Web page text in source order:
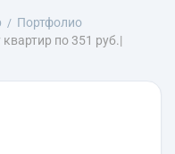
Портфолио
по 351 руб.|